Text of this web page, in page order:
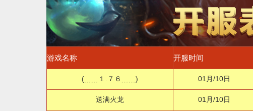
游戏名称 开服时间
(﹍﹍１.７６﹍﹍) 01月/10日
送满火龙 01月/10日